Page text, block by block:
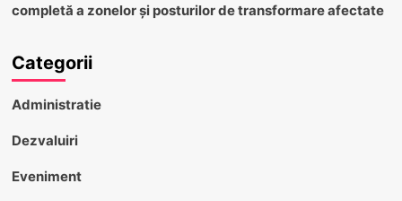
completă a zonelor și posturilor de transformare afectate
Categorii
Administratie
Dezvaluiri
Eveniment